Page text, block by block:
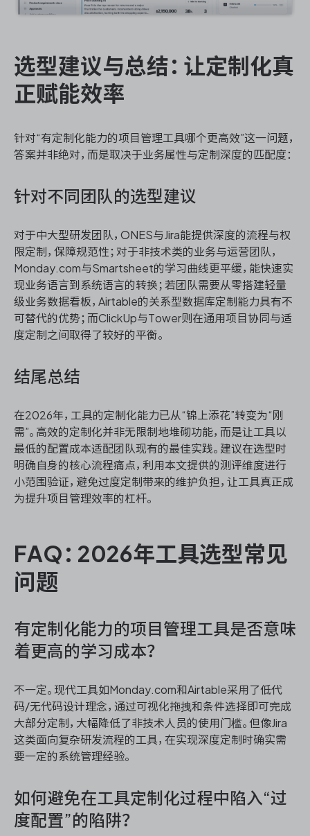
选型建议与总结：让定制化真
正赋能效率
针对“有定制化能力的项目管理工具哪个更高效”这一问题，
答案并非绝对，而是取决于业务属性与定制深度的匹配度：
针对不同团队的选型建议
对于中大型研发团队，ONES与Jira能提供深度的流程与权
限定制，保障规范性；对于非技术类的业务与运营团队，
Monday.com与Smartsheet的学习曲线更平缓，能快速实
现业务语言到系统语言的转换；若团队需要从零搭建轻量
级业务数据看板，Airtable的关系型数据库定制能力具有不
可替代的优势；而ClickUp与Tower则在通用项目协同与适
度定制之间取得了较好的平衡。
结尾总结
在2026年，工具的定制化能力已从“锦上添花”转变为“刚
需”。高效的定制化并非无限制地堆砌功能，而是让工具以
最低的配置成本适配团队现有的最佳实践。建议在选型时
明确自身的核心流程痛点，利用本文提供的测评维度进行
小范围验证，避免过度定制带来的维护负担，让工具真正成
为提升项目管理效率的杠杆。
FAQ：2026年工具选型常见
问题
有定制化能力的项目管理工具是否意味
着更高的学习成本？
不一定。现代工具如Monday.com和Airtable采用了低代
码/无代码设计理念，通过可视化拖拽和条件选择即可完成
大部分定制，大幅降低了非技术人员的使用门槛。但像Jira
这类面向复杂研发流程的工具，在实现深度定制时确实需
要一定的系统管理经验。
如何避免在工具定制化过程中陷入“过
度配置”的陷阱？